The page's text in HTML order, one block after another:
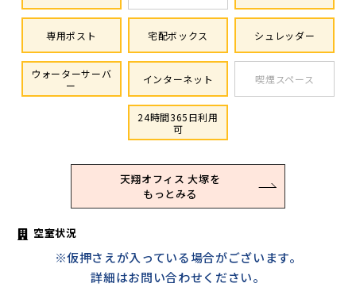
専用ポスト 宅配ボックス シュレッダー
ウォーターサーバ
ー
インターネット 喫煙スペース
24時間365日利用
可
天翔オフィス 大塚を
もっとみる
空室状況
※仮押さえが入っている場合がございます。
詳細はお問い合わせください。